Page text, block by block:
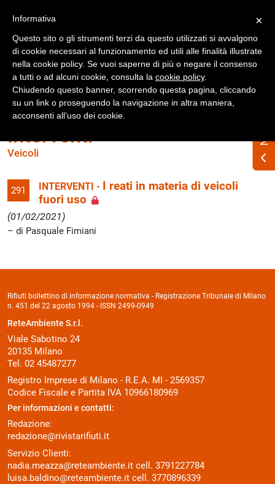
Accedi
Interventi
Veicoli
291 INTERVENTI -
I reati in materia di veicoli
fuori uso
(01/02/2021)
di Pasquale Fimiani
Rifiuti bollettino di informazione normativa - Registrazione Tribunale di Milano
n. 451 del 22 agosto 1994 - ISSN 2499-0949
ReteAmbiente S.r.l.
Viale Sabotino 24
20135 Milano
Tel. 02 45487277
Registro Imprese di Milano - R.E.A. MI - 2569357
Codice Fiscale e Partita IVA 10966180969
Per informazioni e contatti:
Redazione:
redazione@rivistarifiuti.it
Servizio Clienti:
nadia.meazza@reteambiente.it cell. 3791227784
luisa.baldino@reteambiente.it cell. 3770896339
×
Informativa
Questo sito o gli strumenti terzi da questo utilizzati si avvalgono
di cookie necessari al funzionamento ed utili alle finalità illustrate
nella cookie policy. Se vuoi saperne di più o negare il consenso
a tutti o ad alcuni cookie, consulta la cookie policy.
Chiudendo questo banner, scorrendo questa pagina, cliccando
su un link o proseguendo la navigazione in altra maniera,
acconsenti all’uso dei cookie.